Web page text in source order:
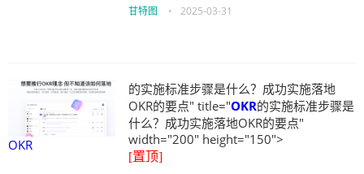
甘特图 • 2025-03-31
OKR
的实施标准步骤是什么？成功实施落地
OKR的要点" title="OKR的实施标准步骤是
什么？成功实施落地OKR的要点"
width="200" height="150">
[置顶]